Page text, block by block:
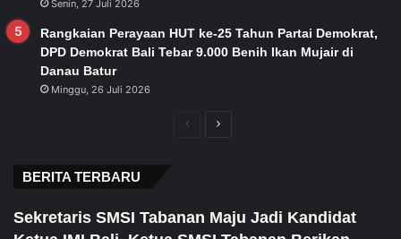
Senin, 27 Juli 2026
Rangkaian Perayaan HUT ke-25 Tahun Partai Demokrat,
DPD Demokrat Bali Tebar 9.000 Benih Ikan Mujair di
Danau Batur
Minggu, 26 Juli 2026
PreviousNext
BERITA TERBARU
Sekretaris SMSI Tabanan Maju Jadi Kandidat